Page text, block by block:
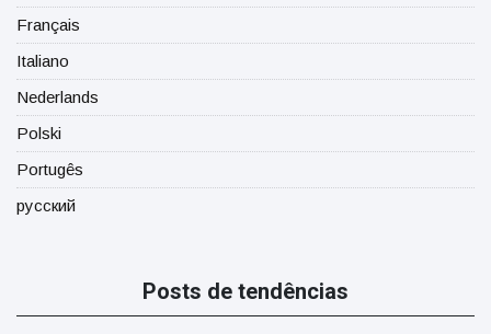
Français
Italiano
Nederlands
Polski
Portugês
русский
Posts de tendências